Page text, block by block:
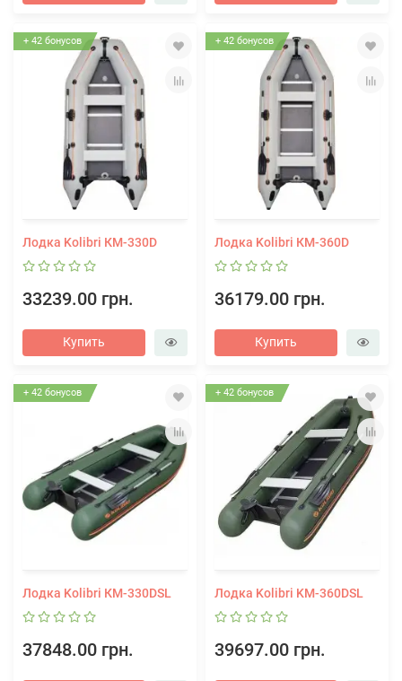
+ 42 бонусов
Лодка Kolibri КМ-330D
33239.00 грн.
Купить
+ 42 бонусов
Лодка Kolibri КМ-360D
36179.00 грн.
Купить
+ 42 бонусов
Лодка Kolibri КМ-330DSL
37848.00 грн.
+ 42 бонусов
Лодка Kolibri KM-360DSL
39697.00 грн.